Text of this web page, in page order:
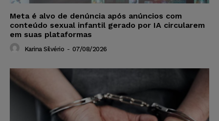
Meta é alvo de denúncia após anúncios com
conteúdo sexual infantil gerado por IA circularem
em suas plataformas
Karina Silvério - 07/08/2026